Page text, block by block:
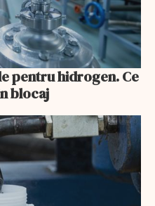
pentru hidrogen. Ce
blocaj